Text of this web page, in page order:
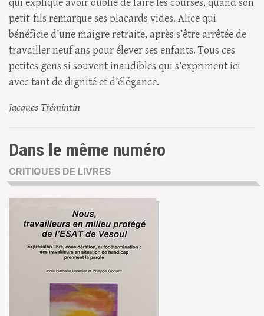
qui explique avoir oublié de faire les courses, quand son
petit-fils remarque ses placards vides. Alice qui
bénéficie d’une maigre retraite, après s’être arrêtée de
travailler neuf ans pour élever ses enfants. Tous ces
petites gens si souvent inaudibles qui s’expriment ici
avec tant de dignité et d’élégance.
Jacques Trémintin
Dans le même numéro
CRITIQUES DE LIVRES